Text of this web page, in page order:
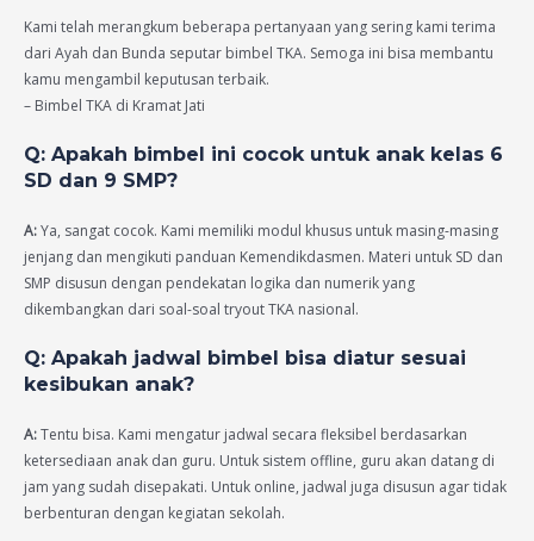
Kami telah merangkum beberapa pertanyaan yang sering kami terima
dari Ayah dan Bunda seputar bimbel TKA. Semoga ini bisa membantu
kamu mengambil keputusan terbaik.
– Bimbel TKA di Kramat Jati
Q: Apakah bimbel ini cocok untuk anak kelas 6
SD dan 9 SMP?
A:Ya, sangat cocok. Kami memiliki modul khusus untuk masing-masing
jenjang dan mengikuti panduan Kemendikdasmen. Materi untuk SD dan
SMP disusun dengan pendekatan logika dan numerik yang
dikembangkan dari soal-soal tryout TKA nasional.
Q: Apakah jadwal bimbel bisa diatur sesuai
kesibukan anak?
A:Tentu bisa. Kami mengatur jadwal secara fleksibel berdasarkan
ketersediaan anak dan guru. Untuk sistem offline, guru akan datang di
jam yang sudah disepakati. Untuk online, jadwal juga disusun agar tidak
berbenturan dengan kegiatan sekolah.